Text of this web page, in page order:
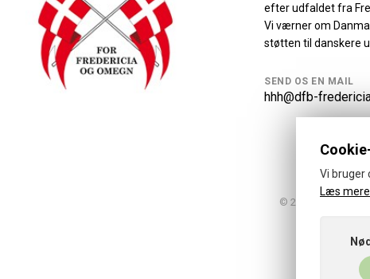
efter udfaldet fra
Vi værner om
støtten til danskere
SEND OS EN MAIL
hhh@dfb-
© 2026 · De
Vi bruger
Læs mere